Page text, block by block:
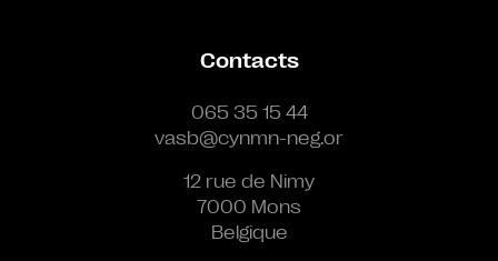
Contacts
065 35 15 44
vasb@cynmn-neg.or
12 rue de Nimy
7000 Mons
Belgique